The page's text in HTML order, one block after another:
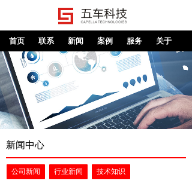
首页 联系 新闻 案例 服务 关于
新闻中心
公司新闻 行业新闻 技术知识